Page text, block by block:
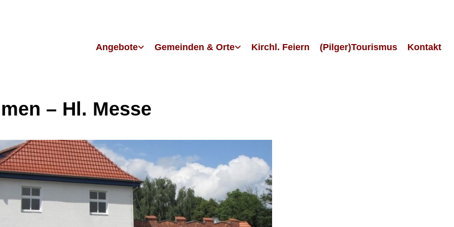
Angebote Gemeinden & Orte Kirchl. Feiern (Pilger)Tourismus Kontakt
– Hl. Messe